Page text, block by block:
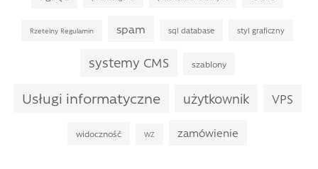
Rzetelny Regulamin spam sql database styl graficzny
systemy CMS szablony
Usługi informatyczne użytkownik VPS
widoczność WZ zamówienie